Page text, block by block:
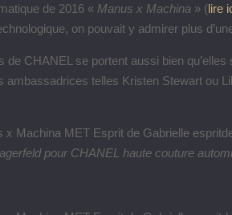
de 2016 « Manus x Machina » (lire
on pouvait y admirer plus
CHANEL se portent aussi bien qu’elles
ambassadrices telles Kristen Stewart ou
pour CHANEL haute couture